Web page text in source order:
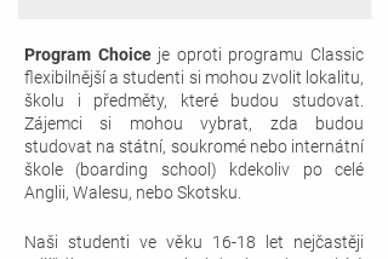
Program Choiceje oproti programu Classic
flexibilnější a studenti si mohou zvolit lokalitu,
školu i předměty, které budou studovat.
Zájemci si mohou vybrat, zda budou
studovat na státní, soukromé nebo internátní
škole (boarding school) kdekoliv po celé
Anglii, Walesu, nebo Skotsku.
Naši studenti ve věku 1 6-18 let nejčastěji